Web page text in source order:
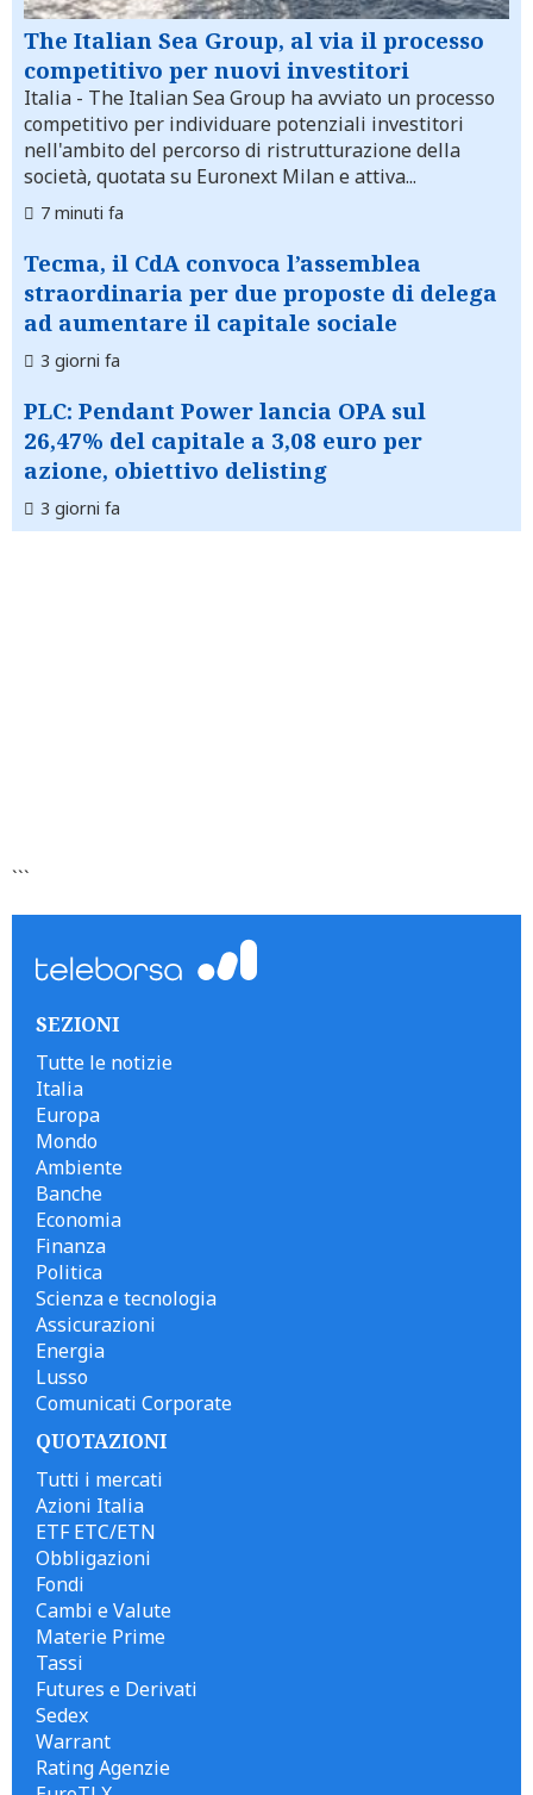
The Italian Sea Group, al via il processo
competitivo per nuovi investitori
Italia - The Italian Sea Group ha avviato un processo
competitivo per individuare potenziali investitori
nell'ambito del percorso di ristrutturazione della
società, quotata su Euronext Milan e attiva...
7 minuti fa
Tecma, il CdA convoca l’assemblea
straordinaria per due proposte di delega
ad aumentare il capitale sociale
3 giorni fa
PLC: Pendant Power lancia OPA sul
26,47% del capitale a 3,08 euro per
azione, obiettivo delisting
3 giorni fa
```
SEZIONI
Tutte le notizie
Italia
Europa
Mondo
Ambiente
Banche
Economia
Finanza
Politica
Scienza e tecnologia
Assicurazioni
Energia
Lusso
Comunicati Corporate
QUOTAZIONI
Tutti i mercati
Azioni Italia
ETF ETC/ETN
Obbligazioni
Fondi
Cambi e Valute
Materie Prime
Tassi
Futures e Derivati
Sedex
Warrant
Rating Agenzie